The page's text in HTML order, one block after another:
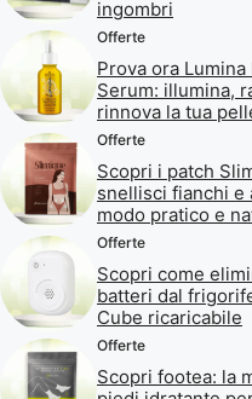
ingombri
Offerte
Prova ora
Serum: illumina,
rinnova la tua
Offerte
Scopri i patch
snellisci fianchi e
modo pratico e
Offerte
Scopri come
batteri dal
Cube ricaricabile
Offerte
Scopri footea: la